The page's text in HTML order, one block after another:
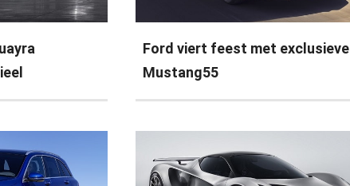
Ford viert feest met exclusieve
Mustang55